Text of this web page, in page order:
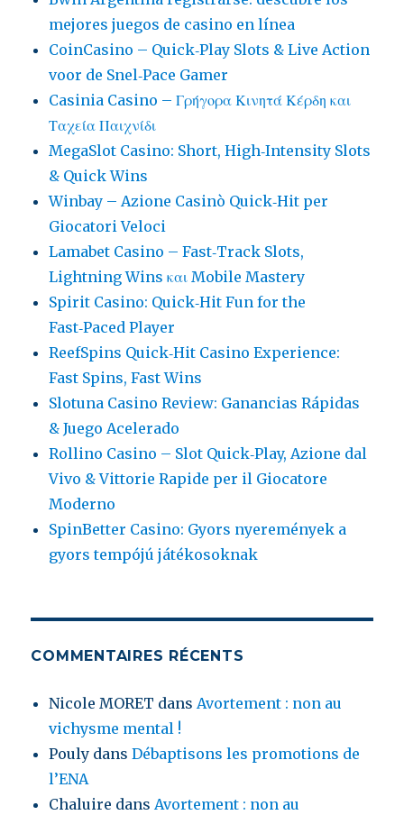
mejores juegos de casino en línea
CoinCasino – Quick‑Play Slots & Live Action
voor de Snel‑Pace Gamer
Casinia Casino – Γρήγορα Κινητά Κέρδη και
Ταχεία Παιχνίδι
MegaSlot Casino: Short, High‑Intensity Slots
& Quick Wins
Winbay – Azione Casinò Quick‑Hit per
Giocatori Veloci
Lamabet Casino – Fast‑Track Slots,
Lightning Wins και Mobile Mastery
Spirit Casino: Quick‑Hit Fun for the
Fast‑Paced Player
ReefSpins Quick‑Hit Casino Experience:
Fast Spins, Fast Wins
Slotuna Casino Review: Ganancias Rápidas
& Juego Acelerado
Rollino Casino – Slot Quick‑Play, Azione dal
Vivo & Vittorie Rapide per il Giocatore
Moderno
SpinBetter Casino: Gyors nyeremények a
gyors tempójú játékosoknak
COMMENTAIRES RÉCENTS
Nicole MORET dans Avortement : non au
vichysme mental !
Pouly dansDébaptisons les promotions de
l’ENA
Chaluire dans Avortement : non au